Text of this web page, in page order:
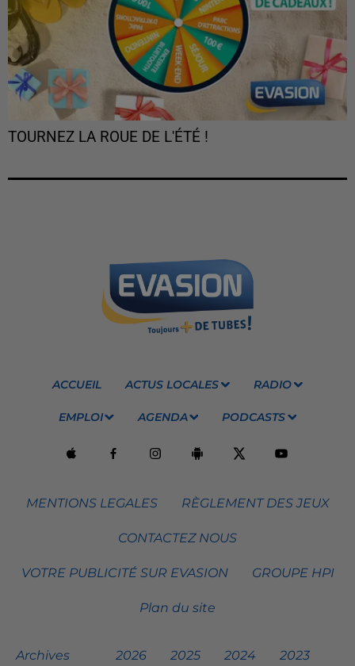
TOURNEZ LA ROUE DE L'ÉTÉ !
ACCUEIL ACTUS LOCALES RADIO
EMPLOI AGENDA PODCASTS
MENTIONS LEGALES RÈGLEMENT DES JEUX
CONTACTEZ NOUS
VOTRE PUBLICITÉ SUR EVASION GROUPE HPI
Plan du site
Archives 2026 2025 2024 2023